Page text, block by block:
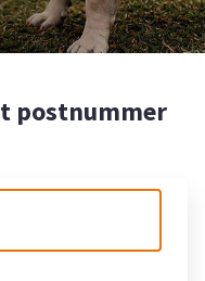
postnummer